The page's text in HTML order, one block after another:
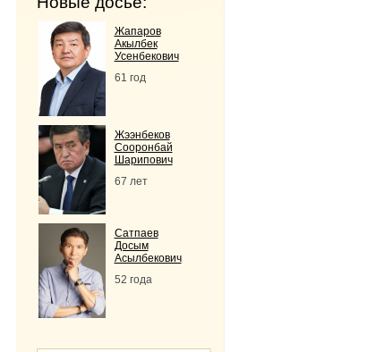
Жапаров
Акылбек
Усенбекович
61 год
Жээнбеков
Сооронбай
Шарипович
67 лет
Сатпаев
Досым
Асылбекович
52 года